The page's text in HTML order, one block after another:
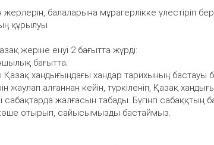
балаларына мұрагерлікке үлестіріп
құрылуы
жеріне енуі 2 бағытта жүрді:
бағытта;
хандығындағы хандар тарихының бастауы
алғаннан кейін, түркіленіп, Қазақ
сабақтарда жалғасын табады. Бүгінгі
отырып, сайысымызды бастаймыз.